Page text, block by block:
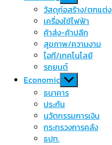
sub
menu
วัสดุก่อสร้าง/ตกแต่ง
เครื่องใช้ไฟฟ้า
ค้าส่ง-ค้าปลีก
สุขภาพ/ความงาม
ไอที/เทคโนโลยี
รถยนต์
Economic Show
sub
menu
ธนาคาร
ประกัน
นวัตกรรมการเงิน
กระทรวงการคลัง
ธปท.